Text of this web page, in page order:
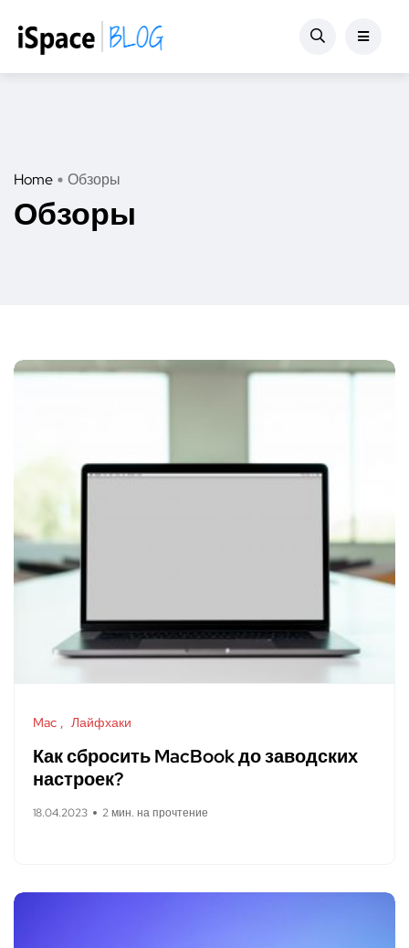
Home Обзоры
Обзоры
Mac Лайфхаки
Как сбросить MacBook до заводских
настроек?
18.04.2023 2 мин. на прочтение